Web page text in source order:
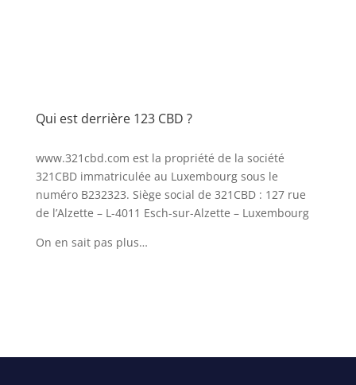
Qui est derrière 123 CBD ?
www.321cbd.com est la propriété de la société
321CBD immatriculée au Luxembourg sous le
numéro B232323. Siège social de 321CBD : 127 rue
de l’Alzette – L-4011 Esch-sur-Alzette – Luxembourg
On en sait pas plus…